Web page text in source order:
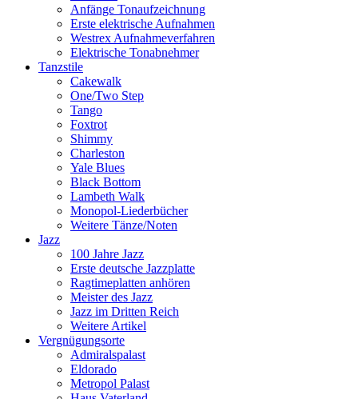
Anfänge Tonaufzeichnung
Erste elektrische Aufnahmen
Westrex Aufnahmeverfahren
Elektrische Tonabnehmer
Tanzstile
Cakewalk
One/Two Step
Tango
Foxtrot
Shimmy
Charleston
Yale Blues
Black Bottom
Lambeth Walk
Monopol-Liederbücher
Weitere Tänze/Noten
Jazz
100 Jahre Jazz
Erste deutsche Jazzplatte
Ragtimeplatten anhören
Meister des Jazz
Jazz im Dritten Reich
Weitere Artikel
Vergnügungsorte
Admiralspalast
Eldorado
Metropol Palast